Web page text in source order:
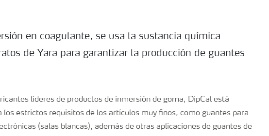
en coagulante, se usa la sustancia química
de Yara para garantizar la producción de guantes
líderes de productos de inmersión de goma, DipCal está
los estrictos requisitos de los artículos muy finos, como guantes para
(salas blancas), además de otras aplicaciones de guantes de